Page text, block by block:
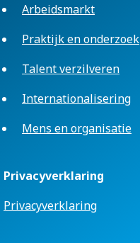
Arbeidsmarkt
Praktijk en onderzoek
Talent verzilveren
Internationalisering
Mens en organisatie
Privacyverklaring
Privacyverklaring